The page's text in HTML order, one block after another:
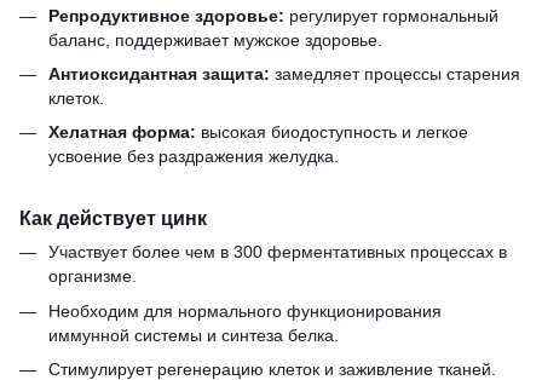
Репродуктивное здоровье: регулирует гормональный
баланс, поддерживает мужское здоровье.
Антиоксидантная защита: замедляет процессы старения
клеток.
Хелатная форма: высокая биодоступность и легкое
усвоение без раздражения желудка.
Как действует цинк
Участвует более чем в 300 ферментативных процессах в
организме.
Необходим для нормального функционирования
иммунной системы и синтеза белка.
Стимулирует регенерацию клеток и заживление тканей.